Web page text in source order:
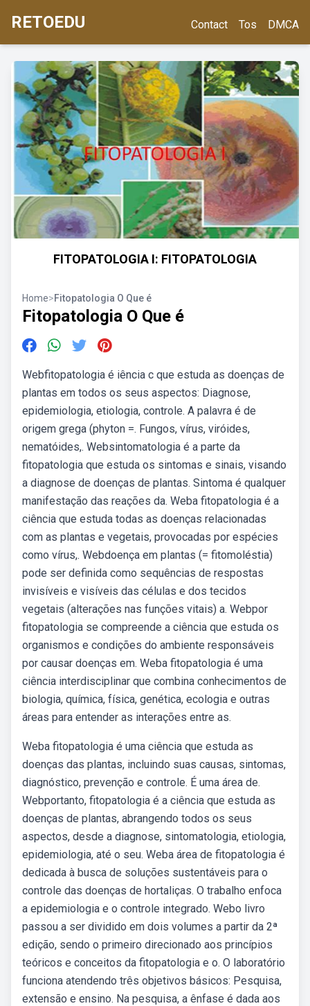
RETOEDU Contact Tos DMCA
FITOPATOLOGIA I: FITOPATOLOGIA
Home>Fitopatologia O Que é
Fitopatologia O Que é
Webfitopatologia é iência c que estuda as doenças de
plantas em todos os seus aspectos: Diagnose,
epidemiologia, etiologia, controle. A palavra é de
origem grega (phyton =. Fungos, vírus, viróides,
nematóides,. Websintomatologia é a parte da
fitopatologia que estuda os sintomas e sinais, visando
a diagnose de doenças de plantas. Sintoma é qualquer
manifestação das reações da. Weba fitopatologia é a
ciência que estuda todas as doenças relacionadas
com as plantas e vegetais, provocadas por espécies
como vírus,. Webdoença em plantas (= fitomoléstia)
pode ser definida como sequências de respostas
invisíveis e visíveis das células e dos tecidos
vegetais (alterações nas funções vitais) a. Webpor
fitopatologia se compreende a ciência que estuda os
organismos e condições do ambiente responsáveis
por causar doenças em. Weba fitopatologia é uma
ciência interdisciplinar que combina conhecimentos de
biologia, química, física, genética, ecologia e outras
áreas para entender as interações entre as.
Weba fitopatologia é uma ciência que estuda as
doenças das plantas, incluindo suas causas, sintomas,
diagnóstico, prevenção e controle. É uma área de.
Webportanto, fitopatologia é a ciência que estuda as
doenças de plantas, abrangendo todos os seus
aspectos, desde a diagnose, sintomatologia, etiologia,
epidemiologia, até o seu. Weba área de fitopatologia é
dedicada à busca de soluções sustentáveis para o
controle das doenças de hortaliças. O trabalho enfoca
a epidemiologia e o controle integrado. Webo livro
passou a ser dividido em dois volumes a partir da 2ª
edição, sendo o primeiro direcionado aos princípios
teóricos e conceitos da fitopatologia e o. O laboratório
funciona atendendo três objetivos básicos: Pesquisa,
extensão e ensino. Na pesquisa, a ênfase é dada aos